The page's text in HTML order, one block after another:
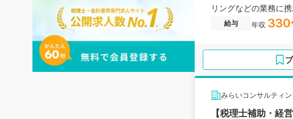
リングなどの業務に
給与 年収 330
みらいコンサルティ
【税理士補助・経